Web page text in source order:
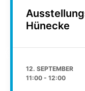
Hünecke
12. SEPTEMBER
11:00 - 12:00